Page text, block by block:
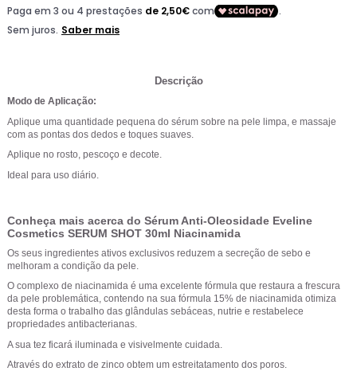
Descrição
Modo de Aplicação:
Aplique uma quantidade pequena do sérum sobre na pele limpa, e massaje
com as pontas dos dedos e toques suaves.
Aplique no rosto, pescoço e decote.
Ideal para uso diário.
Conheça mais acerca do Sérum Anti-Oleosidade Eveline
Cosmetics SERUM SHOT 30ml Niacinamida
Os seus ingredientes ativos exclusivos reduzem a secreção de sebo e
melhoram a condição da pele.
O complexo de niacinamida é uma excelente fórmula que restaura a frescura
da pele problemática, contendo na sua fórmula 15% de niacinamida otimiza
desta forma o trabalho das glândulas sebáceas, nutrie e restabelece
propriedades antibacterianas.
A sua tez ficará iluminada e visivelmente cuidada.
Através do extrato de zinco obtem um estreitatamento dos poros.